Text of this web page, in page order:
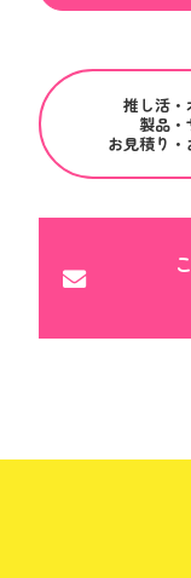
推し活・
製品・
お見積り